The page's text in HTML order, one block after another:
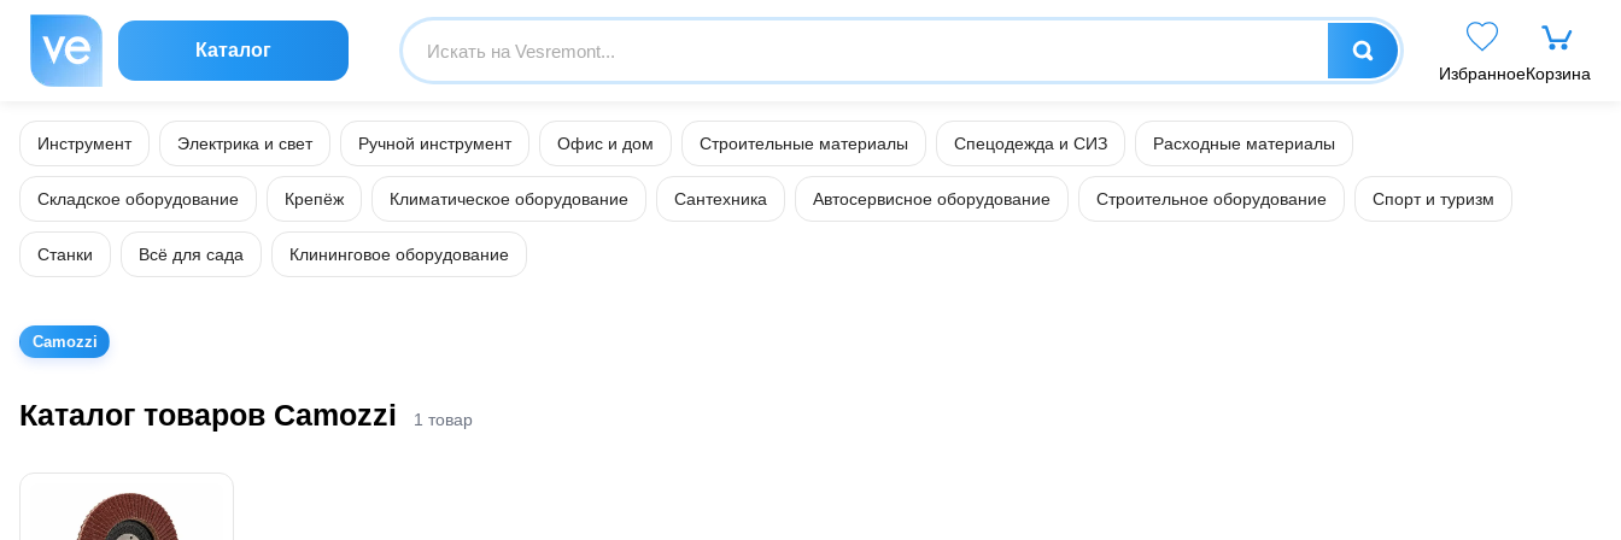
Каталог
ИзбранноеКорзина
Инструмент Электрика и свет Ручной инструмент Офис и дом Строительные материалы Спецодежда и СИЗ Расходные материалы
Складское оборудование Крепёж Климатическое оборудование Сантехника Автосервисное оборудование Строительное оборудование Спорт и туризм
Станки Всё для сада Клининговое оборудование
Camozzi
Каталог товаров Camozzi 1 товар